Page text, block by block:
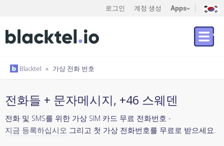
로그인 계정 생성 Apps
Blacktel » 가상 전화 번호
전화들 + 문자메시지, +46 스웨덴
전화 및 SMS를 위한 가상 SIM 카드 무료 전화번호 -
지금 등록하십시오 그리고 첫 가상 전화번호를 무료로 받으세요.